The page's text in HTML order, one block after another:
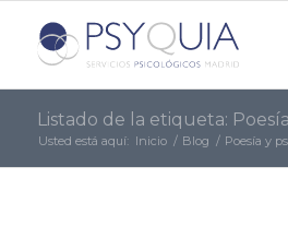
Listado de la etiqueta:
Usted está aquí: Inicio / Blog / Poesía y